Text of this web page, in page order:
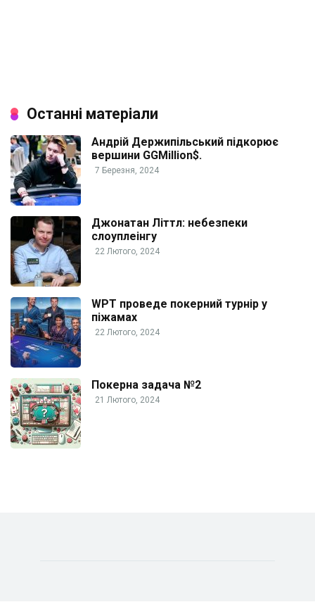
Останні матеріали
Андрій Держипільський підкорює
вершини GGMillion$.
7 Березня, 2024
Джонатан Літтл: небезпеки
слоуплеінгу
22 Лютого, 2024
WPT проведе покерний турнір у
піжамах
22 Лютого, 2024
Покерна задача №2
21 Лютого, 2024